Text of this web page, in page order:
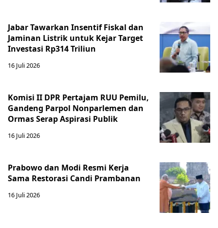
Jabar Tawarkan Insentif Fiskal dan
Jaminan Listrik untuk Kejar Target
Investasi Rp314 Triliun
16 Juli 2026
Komisi II DPR Pertajam RUU Pemilu,
Gandeng Parpol Nonparlemen dan
Ormas Serap Aspirasi Publik
16 Juli 2026
Prabowo dan Modi Resmi Kerja
Sama Restorasi Candi Prambanan
16 Juli 2026